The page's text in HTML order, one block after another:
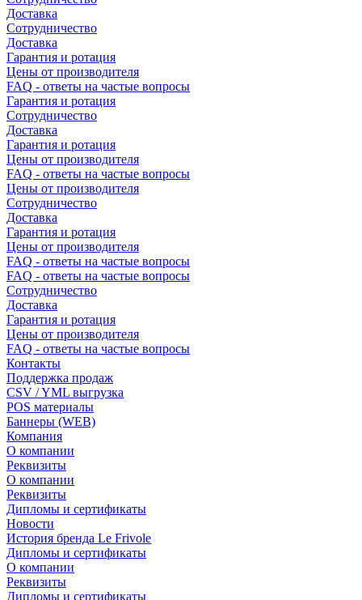
Доставка
Сотрудничество
Доставка
Гарантия и ротация
Цены от производителя
FAQ - ответы на частые вопросы
Гарантия и ротация
Сотрудничество
Доставка
Гарантия и ротация
Цены от производителя
FAQ - ответы на частые вопросы
Цены от производителя
Сотрудничество
Доставка
Гарантия и ротация
Цены от производителя
FAQ - ответы на частые вопросы
FAQ - ответы на частые вопросы
Сотрудничество
Доставка
Гарантия и ротация
Цены от производителя
FAQ - ответы на частые вопросы
Контакты
Поддержка продаж
CSV / YML выгрузка
POS материалы
Баннеры (WEB)
Компания
О компании
Реквизиты
О компании
Реквизиты
Дипломы и сертификаты
Новости
История бренда Le Frivole
Дипломы и сертификаты
О компании
Реквизиты
Дипломы и сертификаты